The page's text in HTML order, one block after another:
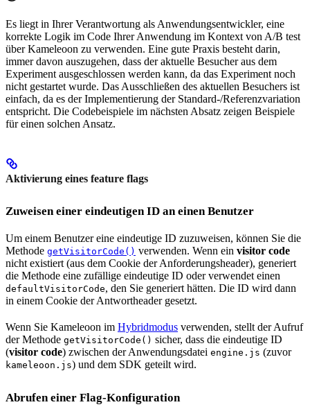
Es liegt in Ihrer Verantwortung als Anwendungsentwickler, eine
korrekte Logik im Code Ihrer Anwendung im Kontext von A/B test
über Kameleoon zu verwenden. Eine gute Praxis besteht darin,
immer davon auszugehen, dass der aktuelle Besucher aus dem
Experiment ausgeschlossen werden kann, da das Experiment noch
nicht gestartet wurde. Das Ausschließen des aktuellen Besuchers ist
einfach, da es der Implementierung der Standard-/Referenzvariation
entspricht. Die Codebeispiele im nächsten Absatz zeigen Beispiele
für einen solchen Ansatz.
Aktivierung eines feature flags
Zuweisen einer eindeutigen ID an einen Benutzer
Um einem Benutzer eine eindeutige ID zuzuweisen, können Sie die
Methode getVisitorCode() verwenden. Wenn ein visitor code
nicht existiert (aus dem Cookie der Anforderungsheader), generiert
die Methode eine zufällige eindeutige ID oder verwendet einen
defaultVisitorCode, den Sie generiert hätten. Die ID wird dann
in einem Cookie der Antwortheader gesetzt.
Wenn Sie Kameleoon im Hybridmodus verwenden, stellt der Aufruf
der Methode getVisitorCode() sicher, dass die eindeutige ID
(visitor code) zwischen der Anwendungsdatei engine.js (zuvor
kameleoon.js) und dem SDK geteilt wird.
Abrufen einer Flag-Konfiguration